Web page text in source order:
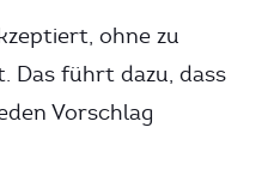
ohne zu
Das führt dazu, dass
Vorschlag